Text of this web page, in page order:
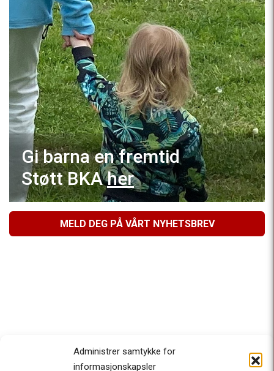
Administrer samtykke for
informasjonskapsler
Gi barna en fremtid
Støtt BKAher
MELD DEG PÅ VÅRT NYHETSBREV